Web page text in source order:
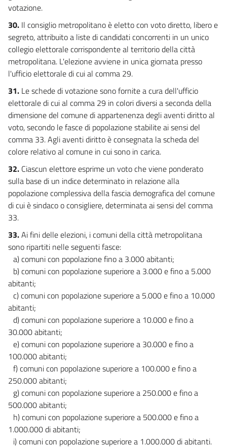
votazione.
30. Il consiglio metropolitano è eletto con voto diretto, libero e
segreto, attribuito a liste di candidati concorrenti in un unico
collegio elettorale corrispondente al territorio della città
metropolitana. L'elezione avviene in unica giornata presso
l'ufficio elettorale di cui al comma 29.
31. Le schede di votazione sono fornite a cura dell'ufficio
elettorale di cui al comma 29 in colori diversi a seconda della
dimensione del comune di appartenenza degli aventi diritto al
voto, secondo le fasce di popolazione stabilite ai sensi del
comma 33. Agli aventi diritto è consegnata la scheda del
colore relativo al comune in cui sono in carica.
32. Ciascun elettore esprime un voto che viene ponderato
sulla base di un indice determinato in relazione alla
popolazione complessiva della fascia demografica del comune
di cui è sindaco o consigliere, determinata ai sensi del comma
33.
33.Ai fini delle elezioni, i comuni della città metropolitana
sono ripartiti nelle seguenti fasce:
a) comuni con popolazione fino a 3.000 abitanti;
b) comuni con popolazione superiore a 3.000 e fino a 5.000
abitanti;
c) comuni con popolazione superiore a 5.000 e fino a 10.000
abitanti;
d) comuni con popolazione superiore a 10.000 e fino a
30.000 abitanti;
e) comuni con popolazione superiore a 30.000 e fino a
100.000 abitanti;
f) comuni con popolazione superiore a 100.000 e fino a
250.000 abitanti;
g) comuni con popolazione superiore a 250.000 e fino a
500.000 abitanti;
h) comuni con popolazione superiore a 500.000 e fino a
1.000.000 di abitanti;
i) comuni con popolazione superiore a 1.000.000 di abitanti.